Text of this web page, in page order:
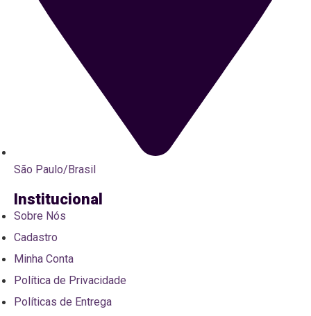
São Paulo/Brasil
Institucional
Sobre Nós
Cadastro
Minha Conta
Política de Privacidade
Políticas de Entrega